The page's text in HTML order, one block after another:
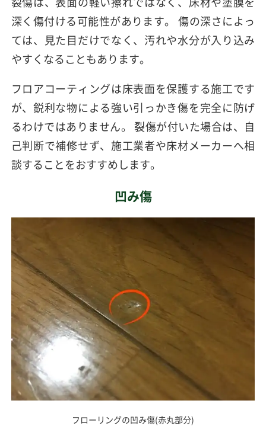
深く傷付ける可能性があります。 傷の深さによっ
ては、見た目だけでなく、汚れや水分が入り込み
やすくなることもあります。
フロアコーティングは床表面を保護する施工です
が、鋭利な物による強い引っかき傷を完全に防げ
るわけではありません。 裂傷が付いた場合は、自
己判断で補修せず、施工業者や床材メーカーへ相
談することをおすすめします。
凹み傷
フローリングの凹み傷(赤丸部分)